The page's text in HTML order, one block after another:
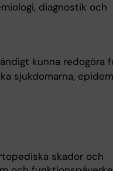
diagnostik och
kunna redogöra
sjukdomarna,
skador och